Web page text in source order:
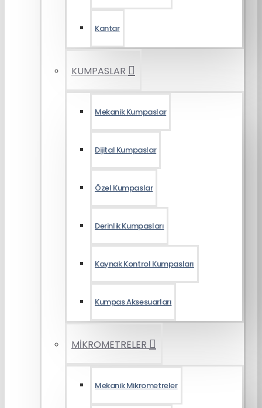
Kantar
KUMPASLAR
Mekanik Kumpaslar
Dijital Kumpaslar
Özel Kumpaslar
Derinlik Kumpasları
Kaynak Kontrol Kumpasları
Kumpas Aksesuarları
MİKROMETRELER
Mekanik Mikrometreler